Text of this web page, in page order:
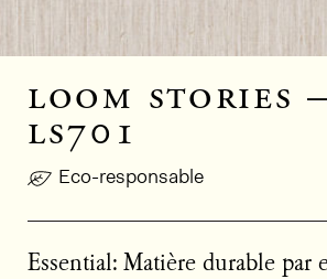
loom stories
ls701
Eco-responsable
Essential: Matière durable par